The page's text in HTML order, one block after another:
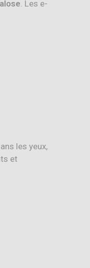
Les e-
les yeux,
et